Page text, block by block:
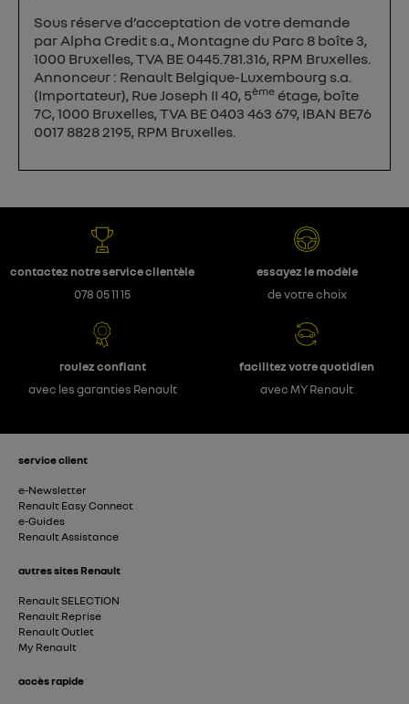
Sous réserve d’acceptation de votre demande
par Alpha Credit s.a., Montagne du Parc 8 boîte 3,
1000 Bruxelles, TVA BE 0445.781.316, RPM Bruxelles.
Annonceur : Renault Belgique-Luxembourg s.a.
(Importateur), Rue Joseph II 40, 5ème étage, boîte
7C, 1000 Bruxelles, TVA BE 0403 463 679, IBAN BE76
0017 8828 2195, RPM Bruxelles.
contactez notre service clientèle
078 05 11 15
essayez le modèle
de votre choix
roulez confiant
avec les garanties Renault
facilitez votre quotidien
avec MY Renault
service client
e-Newsletter
Renault Easy Connect
e-Guides
Renault Assistance
autres sites Renault
Renault SELECTION
Renault Reprise
Renault Outlet
My Renault
accès rapide